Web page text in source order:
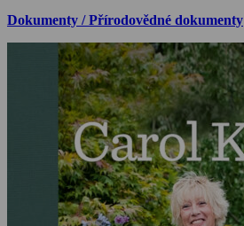
Dokumenty / Přírodovědné dokumenty